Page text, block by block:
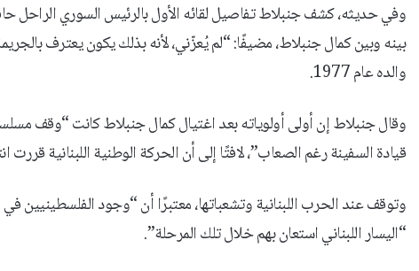
وفي حديثه، كشف جنبلاط تفاصيل لقائه الأول بالرئيس السوري الراحل
بينه وبين كمال جنبلاط، مضيفًا: “لم يُعزّني، لأنه بذلك يكون يعترف
والده عام 1977.
وقال جنبلاط إن أولى أولوياته بعد اغتيال كمال جنبلاط كانت “وقف
قيادة السفينة رغم الصعاب”، لافتًا إلى أن الحركة الوطنية اللبنانية قررت
وتوقف عند الحرب اللبنانية وتشعباتها، معتبرًا أن “وجود الفلسطينيين
“اليسار اللبناني استعان بهم خلال تلك المرحلة”.